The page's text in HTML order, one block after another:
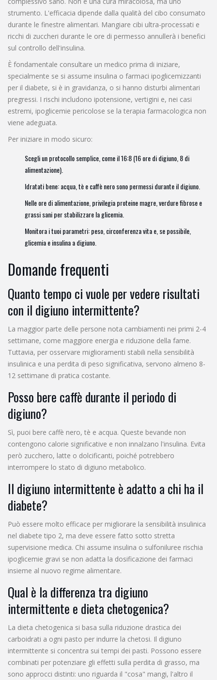
strumento. L'efficacia dipende dalla qualità del cibo consumato
durante le finestre alimentari. Mangiare cibi ultra-processati e
ricchi di zuccheri durante le ore di permesso annullerà i benefici
sul controllo dell'insulina.
È fondamentale consultare un medico prima di iniziare,
specialmente se si assume insulina o farmaci ipoglicemizzanti
per il diabete, si è in gravidanza, o si hanno disturbi alimentari
pregressi. I rischi includono ipotensione, vertigini e, nei casi
estremi, ipoglicemie pericolose se la terapia farmacologica non
viene adeguata.
Per iniziare in modo sicuro:
Scegli un protocollo semplice, come il 16:8 (16 ore di digiuno, 8 di
alimentazione).
Idratati bene: acqua, tè e caffè nero sono permessi durante il digiuno.
Nelle ore di alimentazione, privilegia proteine magre, verdure fibrose e
grassi sani per stabilizzare la glicemia.
Monitora i tuoi parametri: peso, circonferenza vita e, se possibile,
glicemia e insulina a digiuno.
Domande frequenti
Quanto tempo ci vuole per vedere risultati
con il digiuno intermittente?
La maggior parte delle persone nota cambiamenti nei primi 2-4
settimane, come maggiore energia e riduzione della fame.
Tuttavia, per osservare miglioramenti stabili nella sensibilità
insulinica e una perdita di peso significativa, servono almeno 8-
12 settimane di pratica costante.
Posso bere caffè durante il periodo di
digiuno?
Sì, puoi bere caffè nero, tè e acqua. Queste bevande non
contengono calorie significative e non innalzano l'insulina. Evita
però zucchero, latte o dolcificanti, poiché potrebbero
interrompere lo stato di digiuno metabolico.
Il digiuno intermittente è adatto a chi ha il
diabete?
Può essere molto efficace per migliorare la sensibilità insulinica
nel diabete tipo 2, ma deve essere fatto sotto stretta
supervisione medica. Chi assume insulina o sulfoniluree rischia
ipoglicemie gravi se non adatta la dosificazione dei farmaci
insieme al nuovo regime alimentare.
Qual è la differenza tra digiuno
intermittente e dieta chetogenica?
La dieta chetogenica si basa sulla riduzione drastica dei
carboidrati a ogni pasto per indurre la chetosi. Il digiuno
intermittente si concentra sui tempi dei pasti. Possono essere
combinati per potenziare gli effetti sulla perdita di grasso, ma
sono approcci distinti: uno riguarda il "cosa" mangi, l'altro il